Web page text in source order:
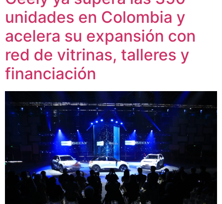
unidades en Colombia y
acelera su expansión con
red de vitrinas, talleres y
financiación